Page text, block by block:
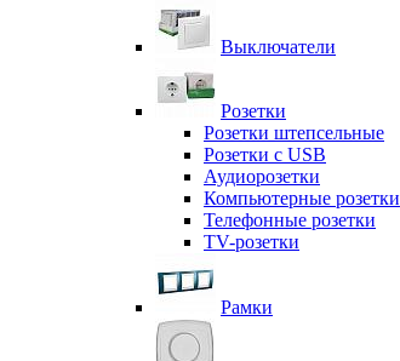
Выключатели
Розетки
Розетки штепсельные
Розетки с USB
Аудиорозетки
Компьютерные розетки
Телефонные розетки
TV-розетки
Рамки